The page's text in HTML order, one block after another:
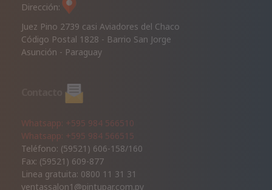
Dirección:
Juez Pino 2739 casi Aviadores del Chaco
Código Postal 1828 - Barrio San Jorge
Asunción - Paraguay
Whatsapp: +595 984 566510
Whatsapp: +595 984 566515
Teléfono: (59521) 606-158/160
Fax: (59521) 609-877
Linea gratuita: 0800 11 31 31
ventassalon1@pintupar.com.py